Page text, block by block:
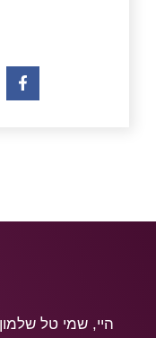
היי, שמי טל